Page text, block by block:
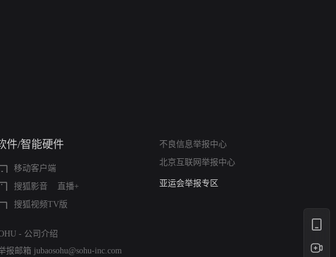
件/智能硬件
移动客户端
搜狐影音
直播+
搜狐视频TV版
不良信息举报中心
北京互联网举报中心
算法推荐专项举报
亚运会举报专区
- 公司介绍
报邮箱 jubaosohu@sohu-inc.com